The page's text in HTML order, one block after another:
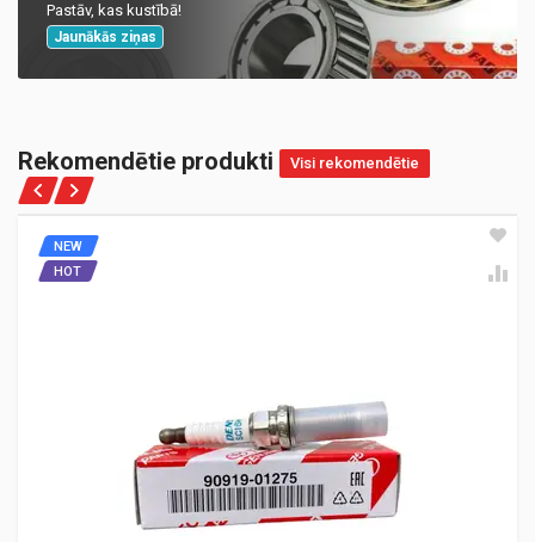
Pastāv, kas kustībā!
Jaunākās ziņas
Rekomendētie produkti Visi rekomendētie
NEW
HOT